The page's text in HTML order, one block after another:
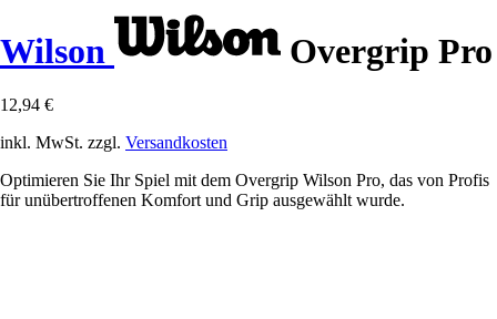
Wilson Overgrip Pro
12,94 €
inkl. MwSt. zzgl. Versandkosten
Optimieren Sie Ihr Spiel mit dem Overgrip Wilson Pro, das von Profis
für unübertroffenen Komfort und Grip ausgewählt wurde.